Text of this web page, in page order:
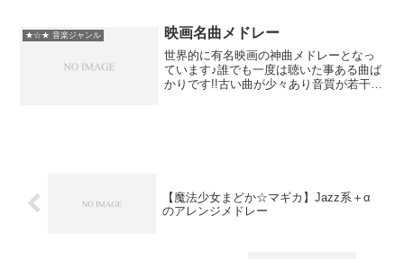
★☆★ 音楽ジャンル 映画名曲メドレー
世界的に有名映画の神曲メドレーとなっ
ています♪誰でも一度は聴いた事ある曲ば
かりです!!古い曲が少々あり音質が若干落
【魔法少女まどか☆マギカ】Jazz系＋α
のアレンジメドレー